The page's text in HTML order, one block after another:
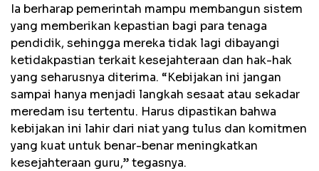
Ia berharap pemerintah mampu membangun sistem
yang memberikan kepastian bagi para tenaga
pendidik, sehingga mereka tidak lagi dibayangi
ketidakpastian terkait kesejahteraan dan hak-hak
yang seharusnya diterima. “Kebijakan ini jangan
sampai hanya menjadi langkah sesaat atau sekadar
meredam isu tertentu. Harus dipastikan bahwa
kebijakan ini lahir dari niat yang tulus dan komitmen
yang kuat untuk benar-benar meningkatkan
kesejahteraan guru,” tegasnya.